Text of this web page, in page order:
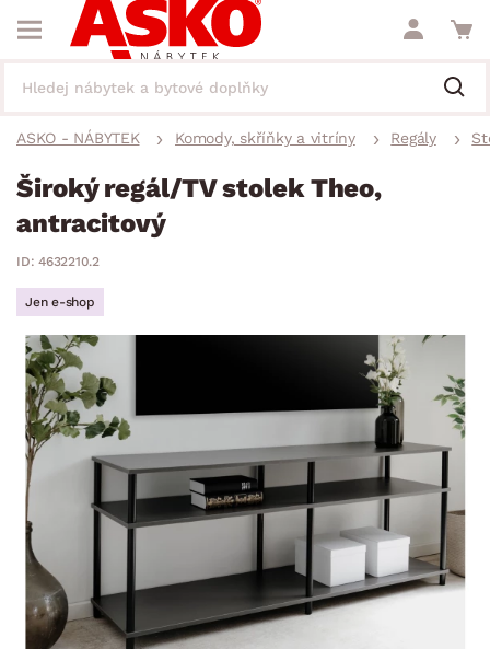
ASKO - NÁBYTEK Komody, skříňky a vitríny Regály
Široký regál/TV stolek Theo,
antracitový
ID: 4632210.2
Jen e-shop